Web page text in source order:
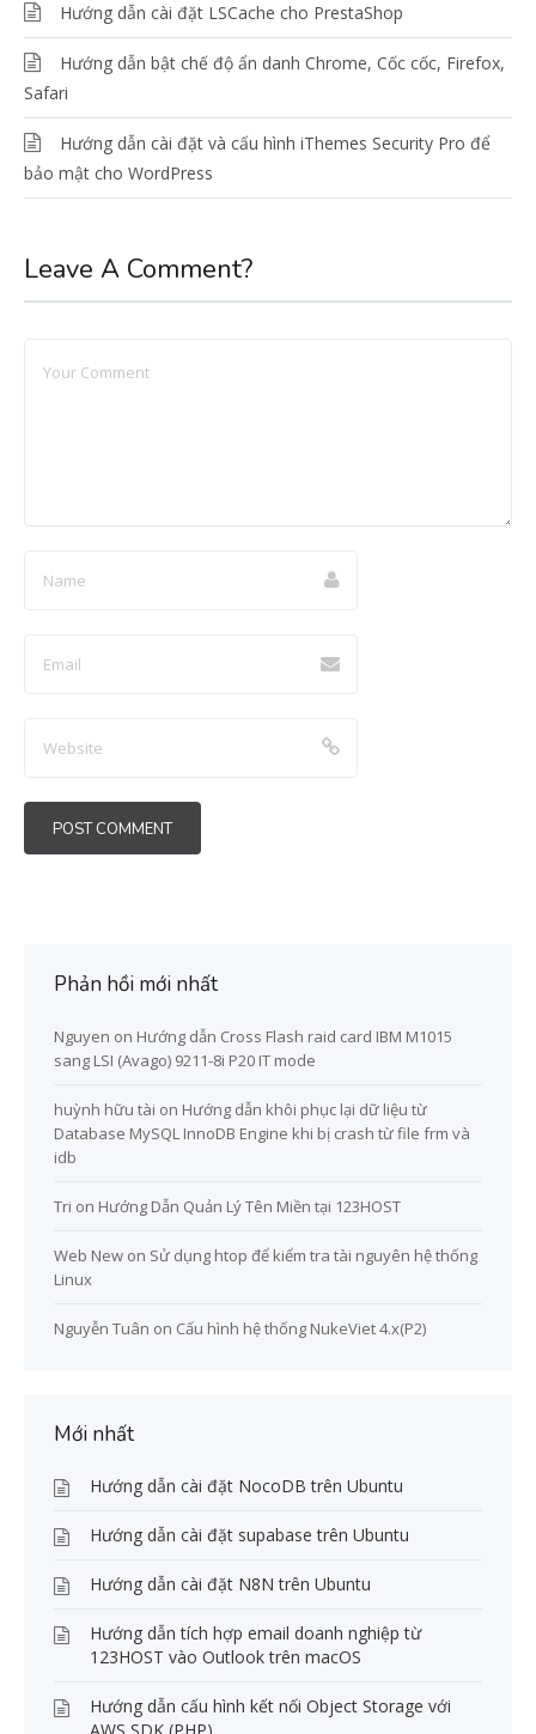
Hướng dẫn cài đặt LSCache cho PrestaShop
Hướng dẫn bật chế độ ẩn danh Chrome, Cốc cốc, Firefox,
Safari
Hướng dẫn cài đặt và cấu hình iThemes Security Pro để
bảo mật cho WordPress
Leave A Comment?
Phản hồi mới nhất
Nguyen on Hướng dẫn Cross Flash raid card IBM M1015
sang LSI (Avago) 9211-8i P20 IT mode
huỳnh hữu tài on Hướng dẫn khôi phục lại dữ liệu từ
Database MySQL InnoDB Engine khi bị crash từ file frm và
idb
Tri on Hướng Dẫn Quản Lý Tên Miền tại 123HOST
Web New on Sử dụng htop để kiểm tra tài nguyên hệ thống
Linux
Nguyễn Tuân on Cấu hình hệ thống NukeViet 4.x(P2)
Mới nhất
Hướng dẫn cài đặt NocoDB trên Ubuntu
Hướng dẫn cài đặt supabase trên Ubuntu
Hướng dẫn cài đặt N8N trên Ubuntu
Hướng dẫn tích hợp email doanh nghiệp từ
123HOST vào Outlook trên macOS
Hướng dẫn cấu hình kết nối Object Storage với